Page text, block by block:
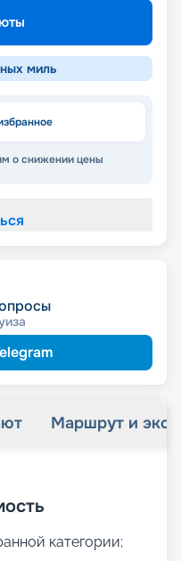
миль
о снижении цены
Маршрут и
категории;